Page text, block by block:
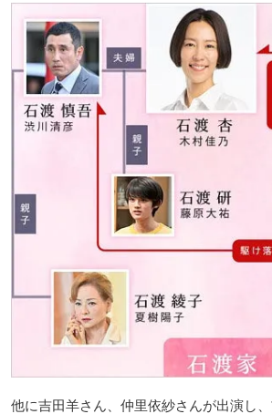
他に吉田羊さん、仲里依紗さんが出演し